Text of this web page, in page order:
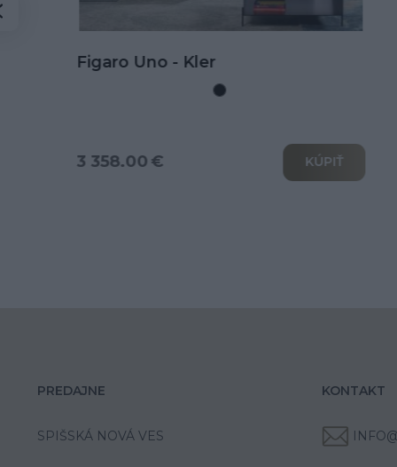
Kožená rohová sedačka Goya s
rozkladom na spanie
3 802.00 € KÚPIŤ
PREDAJNE
SPIŠSKÁ NOVÁ VES
KONTAKT